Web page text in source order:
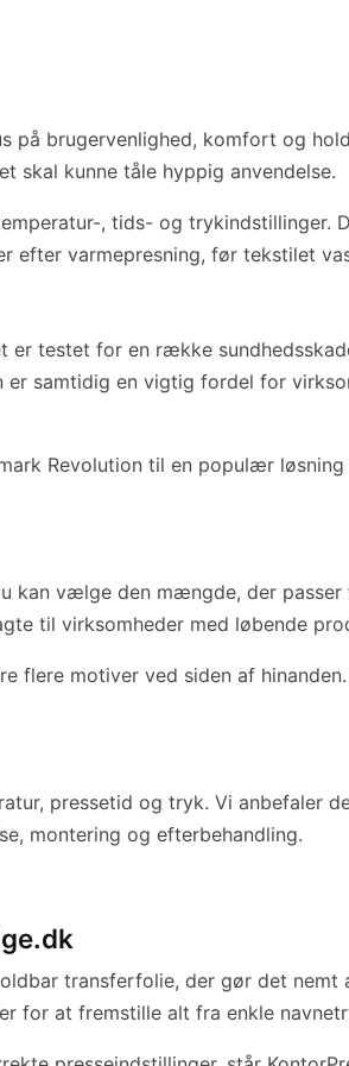
på brugervenlighed, komfort og
skal kunne tåle hyppig anvendelse.
, tids- og trykindstillinger.
efter varmepresning, før tekstilet
testet for en række
samtidig en vigtig fordel for
Revolution til en populær
vælge den mængde, der
til virksomheder med løbende
motiver ved siden af
pressetid og tryk. Vi anbefaler
montering og efterbehandling.
transferfolie, der gør det nemt
for at fremstille alt fra enkle